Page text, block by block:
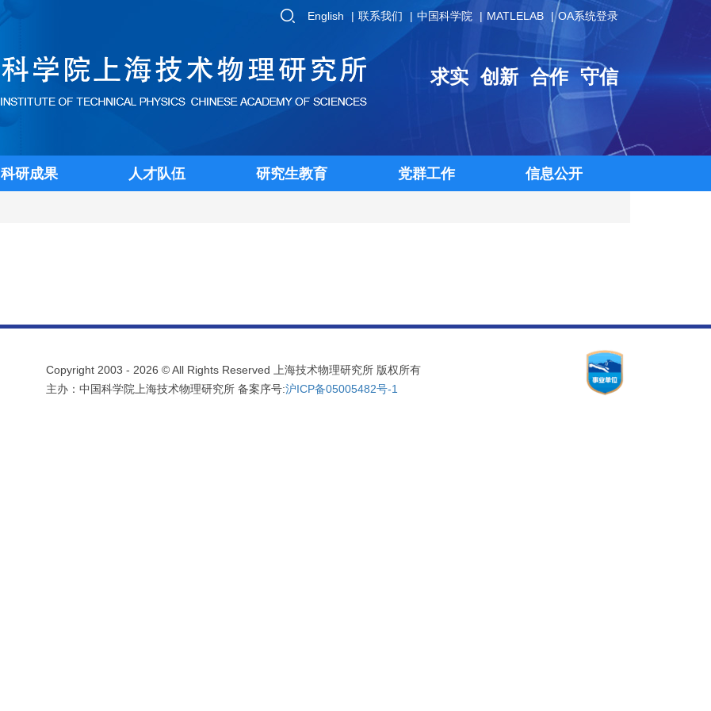
English 联系我们 中国科学院 MATLELAB OA系统登录
求实 创新 合作 守信
科研成果 人才队伍 研究生教育 党群工作 信息公开
Copyright 2003 - 2026 © All Rights Reserved 上海技术物理研究所 版权所有
主办：中国科学院上海技术物理研究所 备案序号:沪ICP备05005482号-1